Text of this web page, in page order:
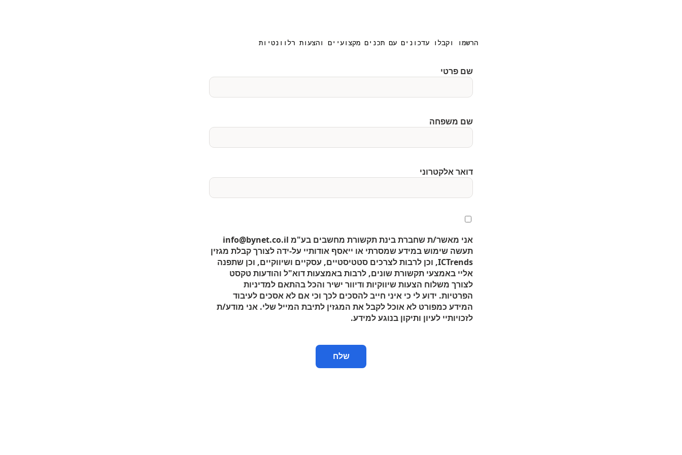
הרשמו וקבלו עדכונים עם תכנים מקצועיים והצעות רלוונטיות
שם פרטי
שם משפחה
דואר אלקטרוני
אני מאשר/ת שחברת בינת תקשורת מחשבים בע"מ info@bynet.co.il
תעשה שימוש במידע שמסרתי או ייאסף אודותיי על-ידה לצורך קבלת מגזין
ICTrends, וכן לרבות לצרכים סטטיסטיים, עסקיים ושיווקיים, וכן שתפנה
אליי באמצעי תקשורת שונים, לרבות באמצעות דוא"ל והודעות טקסט
לצורך משלוח הצעות שיווקיות ודיוור ישיר והכל בהתאם למדיניות
הפרטיות. ידוע לי כי איני חייב להסכים לכך וכי אם לא אסכים לעיבוד
המידע כמפורט לא אוכל לקבל את המגזין לתיבת המייל שלי. אני מודע/ת
לזכויותיי לעיון ותיקון בנוגע למידע.
שלח